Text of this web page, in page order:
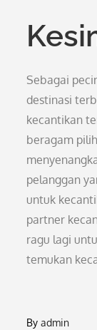
Sebagai
destinasi
kecantikan
beragam
pelanggan
untuk
partner
ragu lagi
temukan
Byadmin